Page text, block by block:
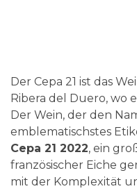
Der Cepa 21 ist das
Ribera del Duero, wo
Der Wein, der den
emblematischstes
Cepa 21 2022, ein
französischer Eiche
mit der Komplexität